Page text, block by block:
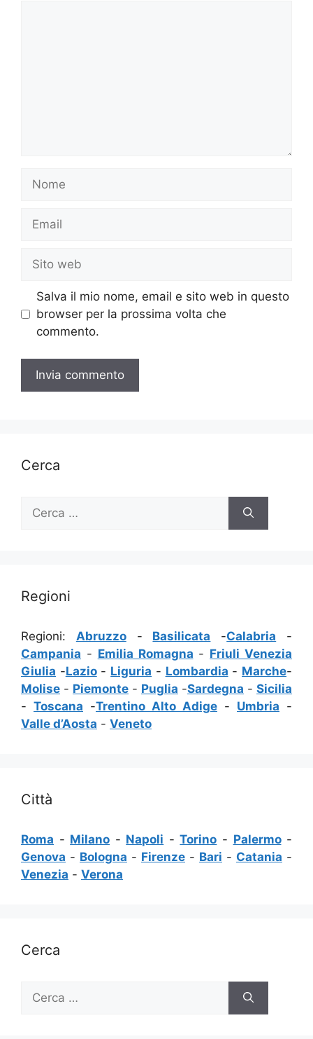
Nome
Email
Sito
web
Salva il mio nome, email e sito web in questo
browser per la prossima volta che
commento.
Cerca
per:
Regioni
Regioni: Abruzzo- Basilicata -Calabria -
Campania - Emilia Romagna - Friuli Venezia
Giulia -Lazio- Liguria - Lombardia - Marche-
Molise - Piemonte - Puglia -Sardegna - Sicilia
- Toscana -Trentino Alto Adige - Umbria -
Valle d’Aosta - Veneto
Città
Roma - Milano - Napoli -Torino - Palermo-
Genova - Bologna - Firenze - Bari - Catania -
Venezia - Verona
Cerca
per: